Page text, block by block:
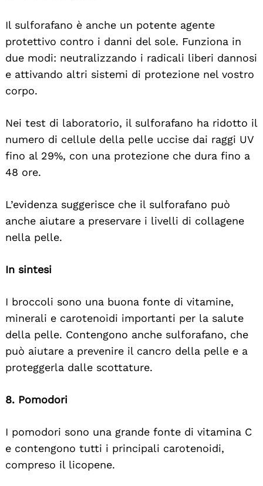
Il sulforafano è anche un potente agente
protettivo contro i danni del sole. Funziona in
due modi: neutralizzando i radicali liberi dannosi
e attivando altri sistemi di protezione nel vostro
corpo.
Nei test di laboratorio, il sulforafano ha ridotto il
numero di cellule della pelle uccise dai raggi UV
fino al 29%, con una protezione che dura fino a
48 ore.
L’evidenza suggerisce che il sulforafano può
anche aiutare a preservare i livelli di collagene
nella pelle.
In sintesi
I broccoli sono una buona fonte di vitamine,
minerali e carotenoidi importanti per la salute
della pelle. Contengono anche sulforafano, che
può aiutare a prevenire il cancro della pelle e a
proteggerla dalle scottature.
8. Pomodori
I pomodori sono una grande fonte di vitamina C
e contengono tutti i principali carotenoidi,
compreso il licopene.